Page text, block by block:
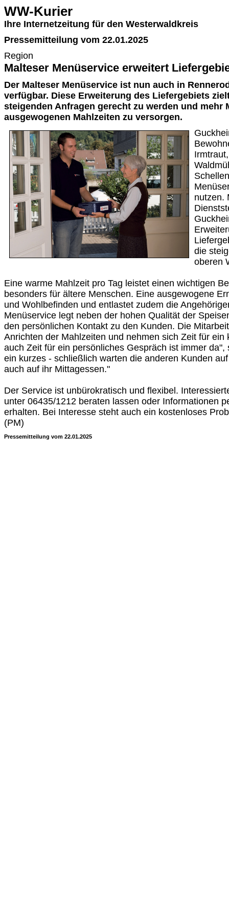
WW-Kurier
Ihre Internetzeitung für den Westerwaldkreis
Pressemitteilung vom 22.01.2025
Region
Malteser Menüservice erweitert
Der Malteser Menüservice ist nun auch in
verfügbar. Diese Erweiterung des Liefergebiets
steigenden Anfragen gerecht zu werden und mehr
ausgewogenen Mahlzeiten zu versorgen.
nutzen.
die
oberen
Eine warme Mahlzeit pro Tag leistet einen wichtigen
besonders für ältere Menschen. Eine ausgewogene
und Wohlbefinden und entlastet zudem die
Menüservice legt neben der hohen Qualität der
den persönlichen Kontakt zu den Kunden. Die
Anrichten der Mahlzeiten und nehmen sich Zeit für ein
auch Zeit für ein persönliches Gespräch ist immer da",
ein kurzes - schließlich warten die anderen Kunden
auch auf ihr Mittagessen."
Der Service ist unbürokratisch und flexibel.
unter 06435/1212 beraten lassen oder Informationen
erhalten. Bei Interesse steht auch ein kostenloses
(PM)
Pressemitteilung vom 22.01.2025